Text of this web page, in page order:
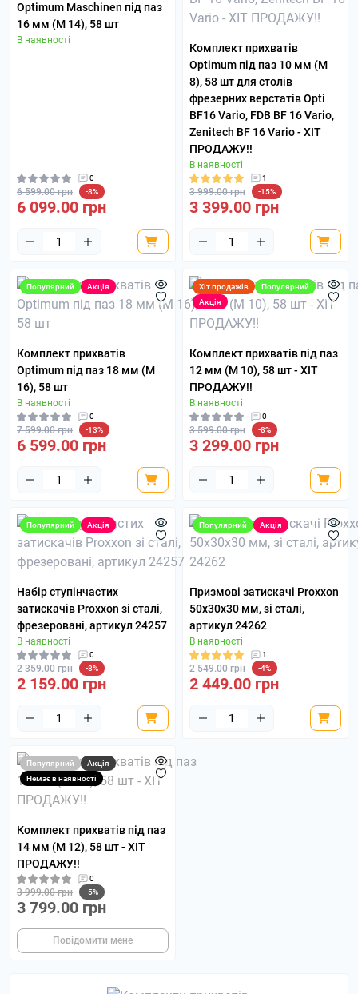
Optimum Maschinen під паз
16 мм (M 14), 58 шт
В наявності
0
6 599.00 грн -8%
6 099.00 грн
Комплект прихватів
Optimum під паз 10 мм (M
8), 58 шт для столів
фрезерних верстатів Opti
BF16 Vario, FDB BF 16 Vario,
Zenitech BF 16 Vario - ХІТ
ПРОДАЖУ!!
В наявності
1
3 999.00 грн -15%
3 399.00 грн
Популярний Акція
Комплект прихватів
Optimum під паз 18 мм (M
16), 58 шт
В наявності
0
7 599.00 грн -13%
6 599.00 грн
Хіт продажів
Популярний
Акція
Комплект прихватів під паз
12 мм (M 10), 58 шт - ХІТ
ПРОДАЖУ!!
В наявності
0
3 599.00 грн -8%
3 299.00 грн
Популярний Акція
Набір ступінчастих
затискачів Proxxon зі сталі,
фрезеровані, артикул 24257
В наявності
0
2 359.00 грн -8%
2 159.00 грн
Популярний Акція
Призмові затискачі Proxxon
50x30x30 мм, зі сталі,
артикул 24262
В наявності
1
2 549.00 грн -4%
2 449.00 грн
Популярний
Акція
Немає в наявності
Комплект прихватів під паз
14 мм (M 12), 58 шт - ХІТ
ПРОДАЖУ!!
0
3 999.00 грн -5%
3 799.00 грн
Повідомити мене